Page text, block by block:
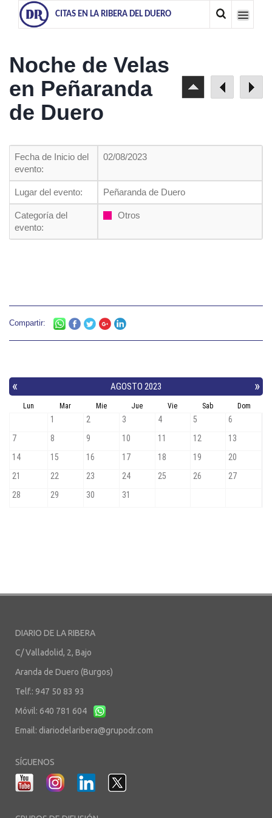
CITAS EN LA RIBERA DEL DUERO
Noche de Velas
en Peñaranda
de Duero
Fecha de Inicio del
evento:
02/08/2023
Lugar del evento: Peñaranda de Duero
Categoría del
evento:
Otros
Compartir:
DIARIO DE LA RIBERA
C/ Valladolid, 2, Bajo
Aranda de Duero (Burgos)
Telf.: 947 50 83 93
Móvil: 640 781 604
Email: diariodelaribera@grupodr.com
SÍGUENOS